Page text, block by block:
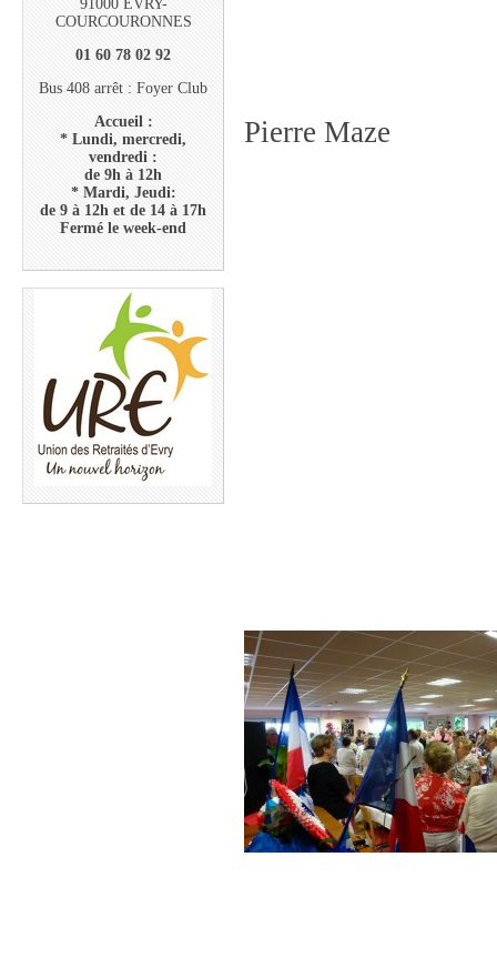
91000 EVRY-
COURCOURONNES
01 60 78 02 92
Bus 408 arrêt : Foyer Club
Accueil :
* Lundi, mercredi,
vendredi :
de 9h à 12h
* Mardi, Jeudi:
de 9 à 12h et de 14 à 17h
Fermé le week-end
Pierre Maze